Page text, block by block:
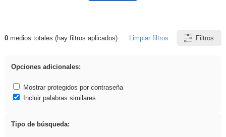
Resultados de: plancha
0medios totales (hay filtros aplicados) Limpiar filtros Filtros
Opciones adicionales:
Mostrar protegidos por contraseña
Incluir palabras similares
Tipo de búsqueda: